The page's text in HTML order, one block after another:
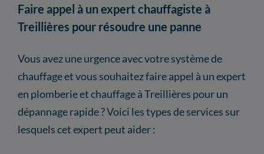
Faire appel à un expert chauffagiste à
Treillières pour résoudre une panne
Vous avez une urgence avec votre système de
chauffage et vous souhaitez faire appel à un expert
en plomberie et chauffage à Treillières pour un
dépannage rapide ? Voici les types de services sur
lesquels cet expert peut aider :